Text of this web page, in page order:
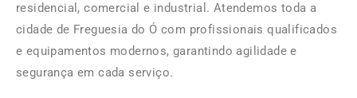
residencial, comercial e industrial. Atendemos toda a
cidade de Freguesia do Ó com profissionais qualificados
e equipamentos modernos, garantindo agilidade e
segurança em cada serviço.